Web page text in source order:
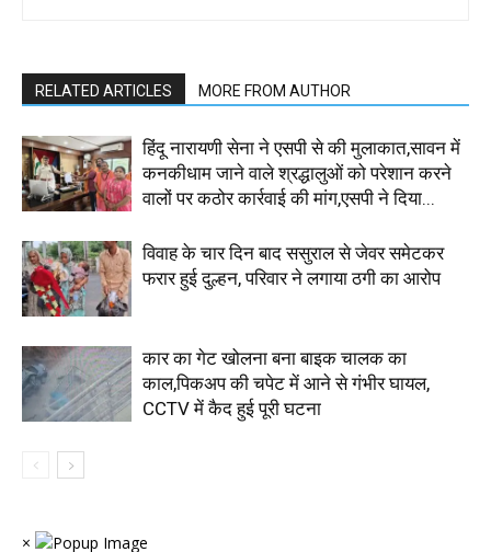
RELATED ARTICLES MORE FROM AUTHOR
हिंदू नारायणी सेना ने एसपी से की मुलाकात,सावन में
कनकीधाम जाने वाले श्रद्धालुओं को परेशान करने
वालों पर कठोर कार्रवाई की मांग,एसपी ने दिया...
विवाह के चार दिन बाद ससुराल से जेवर समेटकर
फरार हुई दुल्हन, परिवार ने लगाया ठगी का आरोप
कार का गेट खोलना बना बाइक चालक का
काल,पिकअप की चपेट में आने से गंभीर घायल,
CCTV में कैद हुई पूरी घटना
×